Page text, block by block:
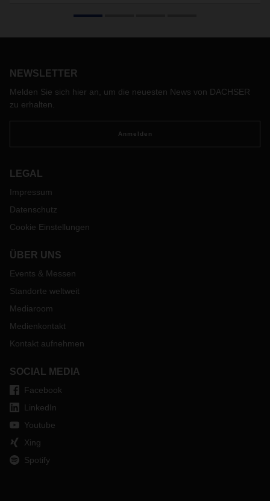
NEWSLETTER
Melden Sie sich hier an, um die neuesten News von DACHSER
zu erhalten.
Anmelden
LEGAL
Impressum
Datenschutz
Cookie Einstellungen
ÜBER UNS
Events & Messen
Standorte weltweit
Mediaroom
Medienkontakt
Kontakt aufnehmen
SOCIAL MEDIA
Facebook
LinkedIn
Youtube
Xing
Spotify